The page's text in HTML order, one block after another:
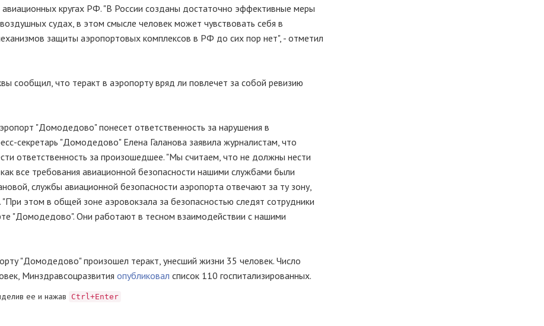
кругах РФ. "В России созданы достаточно эффективные меры
судах, в этом смысле человек может чувствовать себя в
защиты аэропортовых комплексов в РФ до сих пор нет", - отметил
сообщил, что теракт в аэропорту вряд ли повлечет за собой ревизию
"Домодедово" понесет ответственность за нарушения в
секретарь "Домодедово" Елена Галанова заявила журналистам, что
ответственность за произошедшее. "Мы считаем, что не должны нести
все требования авиационной безопасности нашими службами были
службы авиационной безопасности аэропорта отвечают за ту зону,
этом в общей зоне аэровокзала за безопасностью следят сотрудники
"Домодедово". Они работают в тесном взаимодействии с нашими
"Домодедово" произошел теракт, унесший жизни 35 человек. Число
Минздравсоцразвития опубликовал список 110 госпитализированных.
ее и нажав Ctrl+Enter